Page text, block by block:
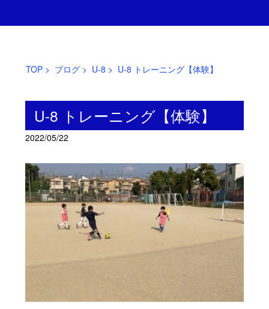
TOP> ブログ> U-8 > U-8 トレーニング【体験】
U-8 トレーニング【体験】
2022/05/22